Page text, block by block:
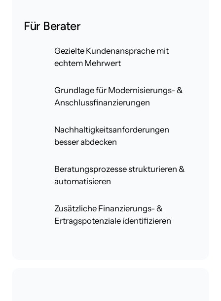
Für Berater
Gezielte Kundenansprache mit
echtem Mehrwert
Grundlage für Modernisierungs- &
Anschlussfinanzierungen
Nachhaltigkeitsanforderungen
besser abdecken
Beratungsprozesse strukturieren &
automatisieren
Zusätzliche Finanzierungs- &
Ertragspotenziale identifizieren